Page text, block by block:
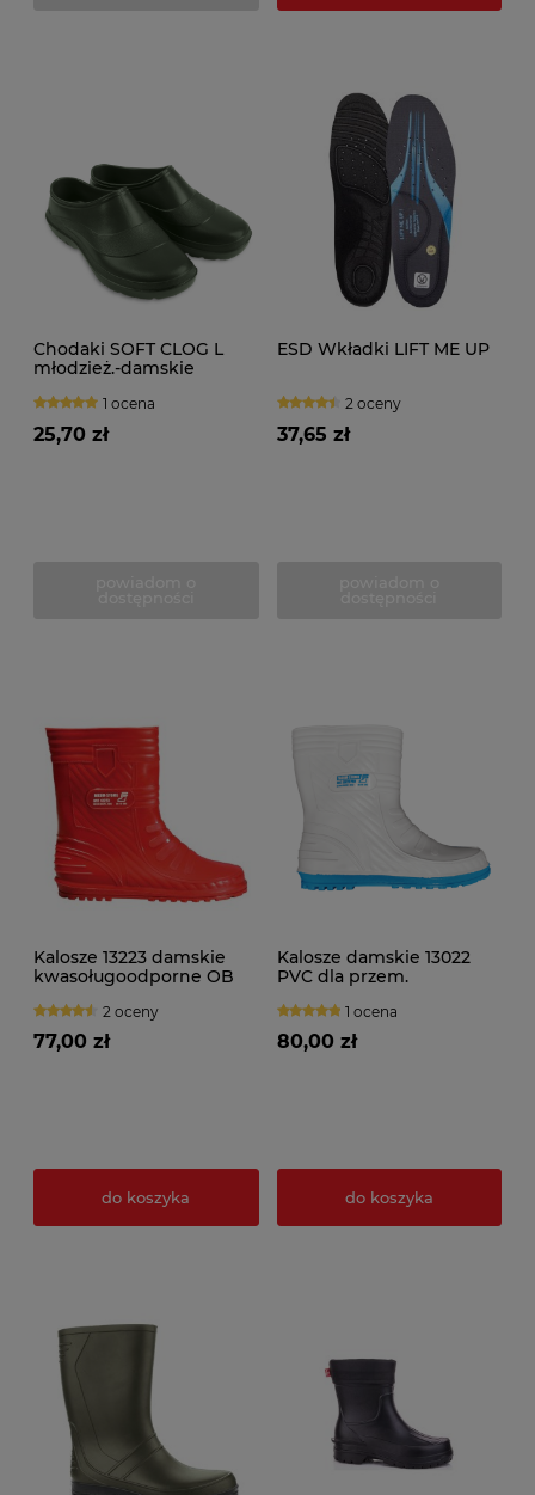
Chodaki SOFT CLOG L
młodzież.-damskie
1 ocena
25,70 zł
ESD Wkładki LIFT ME UP
2 oceny
37,65 zł
Kalosze 13223 damskie
kwasoługoodporne OB
2 oceny
77,00 zł
do koszyka
Kalosze damskie 13022
PVC dla przem.
1 ocena
80,00 zł
do koszyka